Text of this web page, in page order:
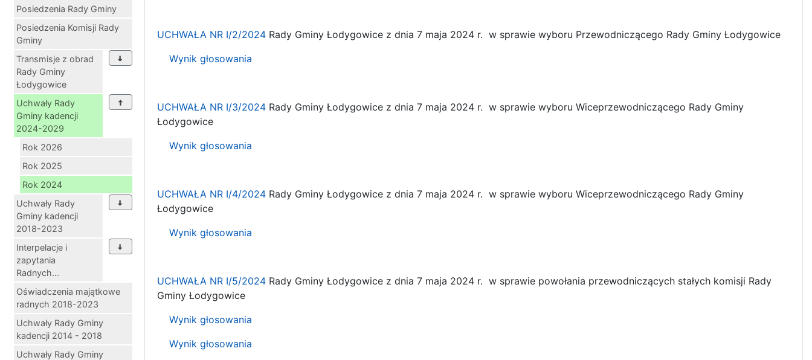
Posiedzenia Rady Gminy
Posiedzenia Komisji Rady
Gminy
Transmisje z obrad
Rady Gminy
Łodygowice
Uchwały Rady
Gminy kadencji
2024-2029
Rok 2026
Rok 2025
Rok 2024
Uchwały Rady
Gminy kadencji
2018-2023
Interpelacje i
zapytania
Radnych...
Oświadczenia majątkowe
radnych 2018-2023
Uchwały Rady Gminy
kadencji 2014 - 2018
Uchwały Rady Gminy
UCHWAŁA NR I/2/2024 Rady Gminy Łodygowice z dnia 7 maja 2024 r. w sprawie wyboru Przewodniczącego Rady Gminy Łodygowice
Wynik głosowania
UCHWAŁA NR I/3/2024 Rady Gminy Łodygowice z dnia 7 maja 2024 r. w sprawie wyboru Wiceprzewodniczącego Rady Gminy
Łodygowice
Wynik głosowania
UCHWAŁA NR I/4/2024 Rady Gminy Łodygowice z dnia 7 maja 2024 r. w sprawie wyboru Wiceprzewodniczącego Rady Gminy
Łodygowice
Wynik głosowania
UCHWAŁA NR I/5/2024 Rady Gminy Łodygowice z dnia 7 maja 2024 r. w sprawie powołania przewodniczących stałych komisji Rady
Gminy Łodygowice
Wynik głosowania
Wynik głosowania